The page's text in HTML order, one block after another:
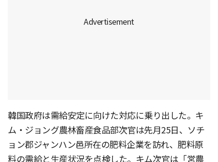
韓国政府は需給安定に向けた対応に乗り出した。キ
ム・ジョング農林畜産食品部次官は先月25日、ソチ
ョン郡ジャンハン邑所在の肥料企業を訪れ、肥料原
料の需給と生産状況を点検した。キム次官は「営農